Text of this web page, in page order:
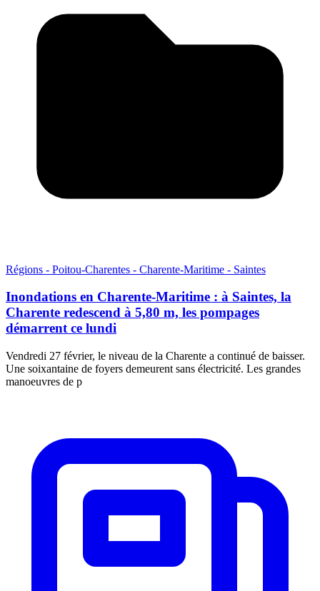
Régions - Poitou-Charentes - Charente-Maritime - Saintes
Inondations en Charente-Maritime : à Saintes, la
Charente redescend à 5,80 m, les pompages
démarrent ce lundi
Vendredi 27 février, le niveau de la Charente a continué de baisser.
Une soixantaine de foyers demeurent sans électricité. Les grandes
manoeuvres de p